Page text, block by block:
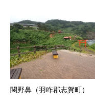
関野鼻（羽咋郡志賀町）